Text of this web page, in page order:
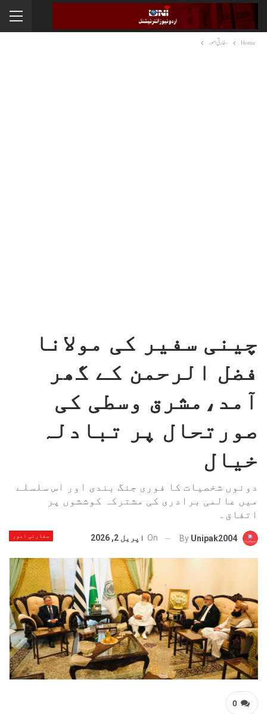
Home سفارتی امور
چینی سفیر کی مولانا
فضل الرحمن کے گھر
آمد،مشرق وسطی کی
صورتحال پر تبادلہ
خیال
دونوں شخصیات کا فوری جنگ بندی اور اس سلسلے
میں عالمی برادری کی مشترکہ کوششوں پر
اتفاق۔
سفارتی امور By Unipak2004
On اپریل 2, 2026
0